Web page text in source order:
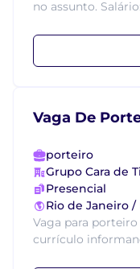
no assunto. Salário:
Vaga De
porteiro
Grupo Cara de
Presencial
Rio de Janeiro /
Vaga para
currículo